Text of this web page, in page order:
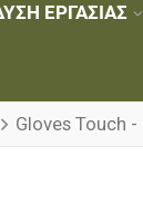
ΕΡΓΑΣΊΑΣ
Gloves Touch